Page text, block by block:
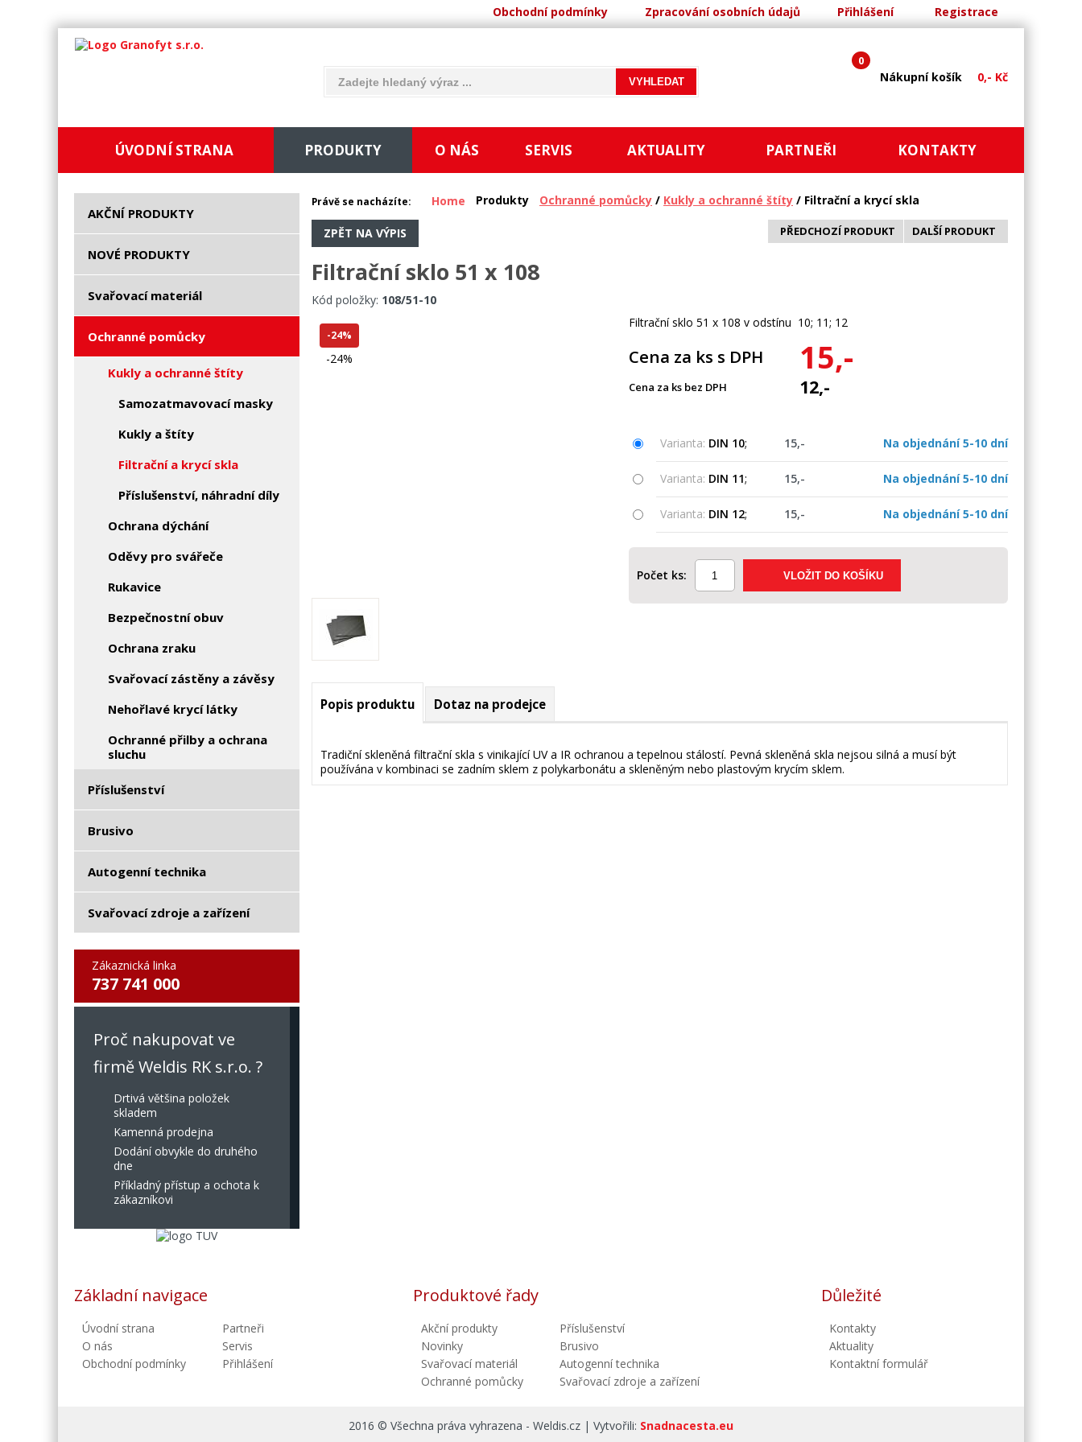
Obchodní podmínky Zpracování osobních údajů Přihlášení Registrace
Nákupní košík 0,- Kč
0
ÚVODNÍ STRANA PRODUKTY O NÁS SERVIS AKTUALITY PARTNEŘI KONTAKTY
AKČNÍ PRODUKTY
NOVÉ PRODUKTY
Svařovací materiál
Ochranné pomůcky
Kukly a ochranné štíty
Samozatmavovací masky
Kukly a štíty
Filtrační a krycí skla
Příslušenství, náhradní díly
Ochrana dýchání
Oděvy pro svářeče
Rukavice
Bezpečnostní obuv
Ochrana zraku
Svařovací zástěny a závěsy
Nehořlavé krycí látky
Ochranné přilby a ochrana
sluchu
Příslušenství
Brusivo
Autogenní technika
Svařovací zdroje a zařízení
Zákaznická linka
737 741 000
Proč nakupovat ve
firmě Weldis RK s.r.o. ?
Drtivá většina položek
skladem
Kamenná prodejna
Dodání obvykle do druhého
dne
Příkladný přístup a ochota k
zákazníkovi
Právě se nacházíte: Home Produkty Ochranné pomůcky / Kukly a ochranné štíty / Filtrační a krycí skla
ZPĚT NA VÝPIS DALŠÍ PRODUKT
PŘEDCHOZÍ PRODUKT
Filtrační sklo 51 x 108
Kód položky: 108/51-10
-24%
-24%
Filtrační sklo 51 x 108 v odstínu 10; 11; 12
Cena za ks s DPH 15,-
Cena za ks bez DPH 12,-
Varianta: DIN 10; 15,- Na objednání 5-10 dní
Varianta: DIN 11; 15,- Na objednání 5-10 dní
Varianta: DIN 12; 15,- Na objednání 5-10 dní
Počet ks:
Popis produktu Dotaz na prodejce
Tradiční skleněná filtrační skla s vinikající UV a IR ochranou a tepelnou stálostí. Pevná skleněná skla nejsou silná a musí být
používána v kombinaci se zadním sklem z polykarbonátu a skleněným nebo plastovým krycím sklem.
Základní navigace
Úvodní strana
O nás
Obchodní podmínky
Partneři
Servis
Přihlášení
Produktové řady
Akční produkty
Novinky
Svařovací materiál
Ochranné pomůcky
Příslušenství
Brusivo
Autogenní technika
Svařovací zdroje a zařízení
Důležité
Kontakty
Aktuality
Kontaktní formulář
2016 © Všechna práva vyhrazena - Weldis.cz | Vytvořili: Snadnacesta.eu